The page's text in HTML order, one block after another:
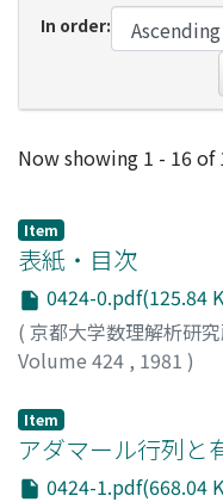
In order:
Recent
Now showing 1 - 16 of
Item
表紙・目次
0424-0.pdf(125.84
( 京都大学数理解析研
Volume 424 , 1981 )
Item
アダマール行列と
0424-1.pdf(668.04